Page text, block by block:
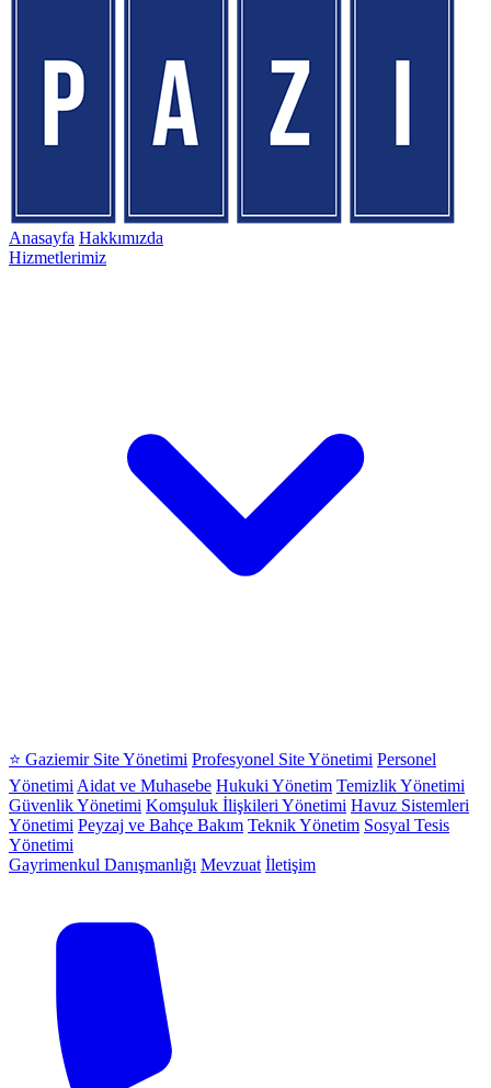
Anasayfa Hakkımızda
Hizmetlerimiz
⭐ Gaziemir Site Yönetimi Profesyonel Site Yönetimi Personel
Yönetimi Aidat ve Muhasebe Hukuki Yönetim Temizlik Yönetimi
Güvenlik Yönetimi Komşuluk İlişkileri Yönetimi Havuz Sistemleri
Yönetimi Peyzaj ve Bahçe Bakım Teknik Yönetim Sosyal Tesis
Yönetimi
Gayrimenkul Danışmanlığı Mevzuat İletişim